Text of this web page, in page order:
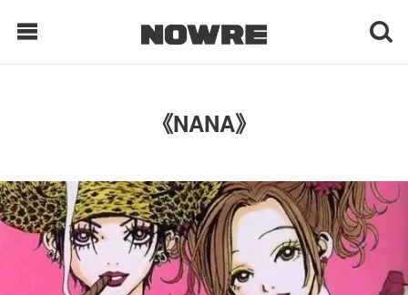
每日鲜榨
现客视点
每日栏目
时 尚
《NANA》